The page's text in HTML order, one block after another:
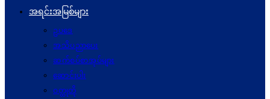
အရင်းအမြစ်များ
ဥပဒေ
အသိပညာပေး
ဆက်စပ်စာအုပ်များ
ဆောင်းပါး
ဝတ္ထုတို